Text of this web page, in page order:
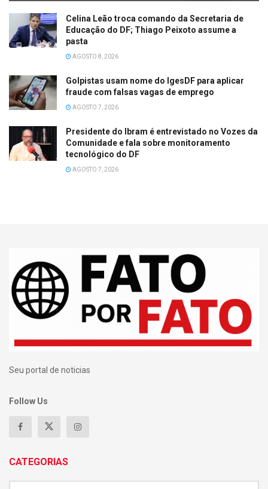
Celina Leão troca comando da Secretaria de
Educação do DF; Thiago Peixoto assume a
pasta
AGOSTO 8, 2026
Golpistas usam nome do IgesDF para aplicar
fraude com falsas vagas de emprego
AGOSTO 7, 2026
Presidente do Ibram é entrevistado no Vozes da
Comunidade e fala sobre monitoramento
tecnológico do DF
AGOSTO 7, 2026
Seu portal de noticias
Follow Us
CATEGORIAS